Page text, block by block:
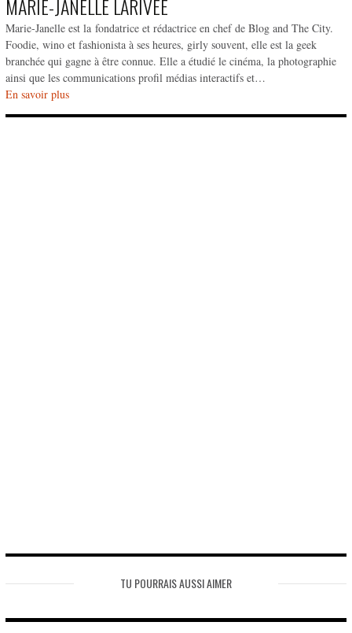
MARIE-JANELLE LARIVÉE
Marie-Janelle est la fondatrice et rédactrice en chef de Blog and The City.
Foodie, wino et fashionista à ses heures, girly souvent, elle est la geek
branchée qui gagne à être connue. Elle a étudié le cinéma, la photographie
ainsi que les communications profil médias interactifs et…
En savoir plus
TU POURRAIS AUSSI AIMER